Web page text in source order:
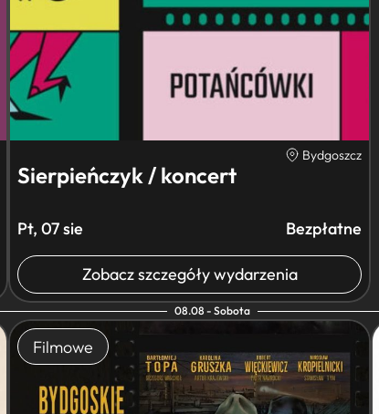
Bydgoszcz
Sierpieńczyk / koncert
Pt, 07 sie Bezpłatne
Zobacz szczegóły wydarzenia
08.08 - Sobota
Filmowe